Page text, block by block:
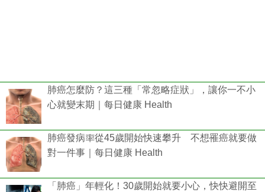
肺癌怎麼防？這三種「常忽略症狀」，讓你一不小
心就變末期｜每日健康 Health
肺癌發病率從45歲開始快速攀升 不想罹癌就要做
對一件事｜每日健康 Health
「肺癌」年輕化！30歲開始就要小心，快快避開至